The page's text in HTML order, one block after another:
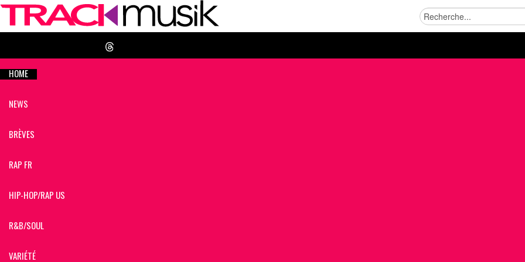
HOME
NEWS
BRÈVES
RAP FR
HIP-HOP/RAP US
R&B/SOUL
VARIÉTÉ